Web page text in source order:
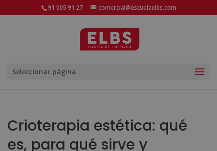
91 005 91 27 comercial@escuelaelbs.com
Seleccionar página
Crioterapia estética: qué
es, para qué sirve y